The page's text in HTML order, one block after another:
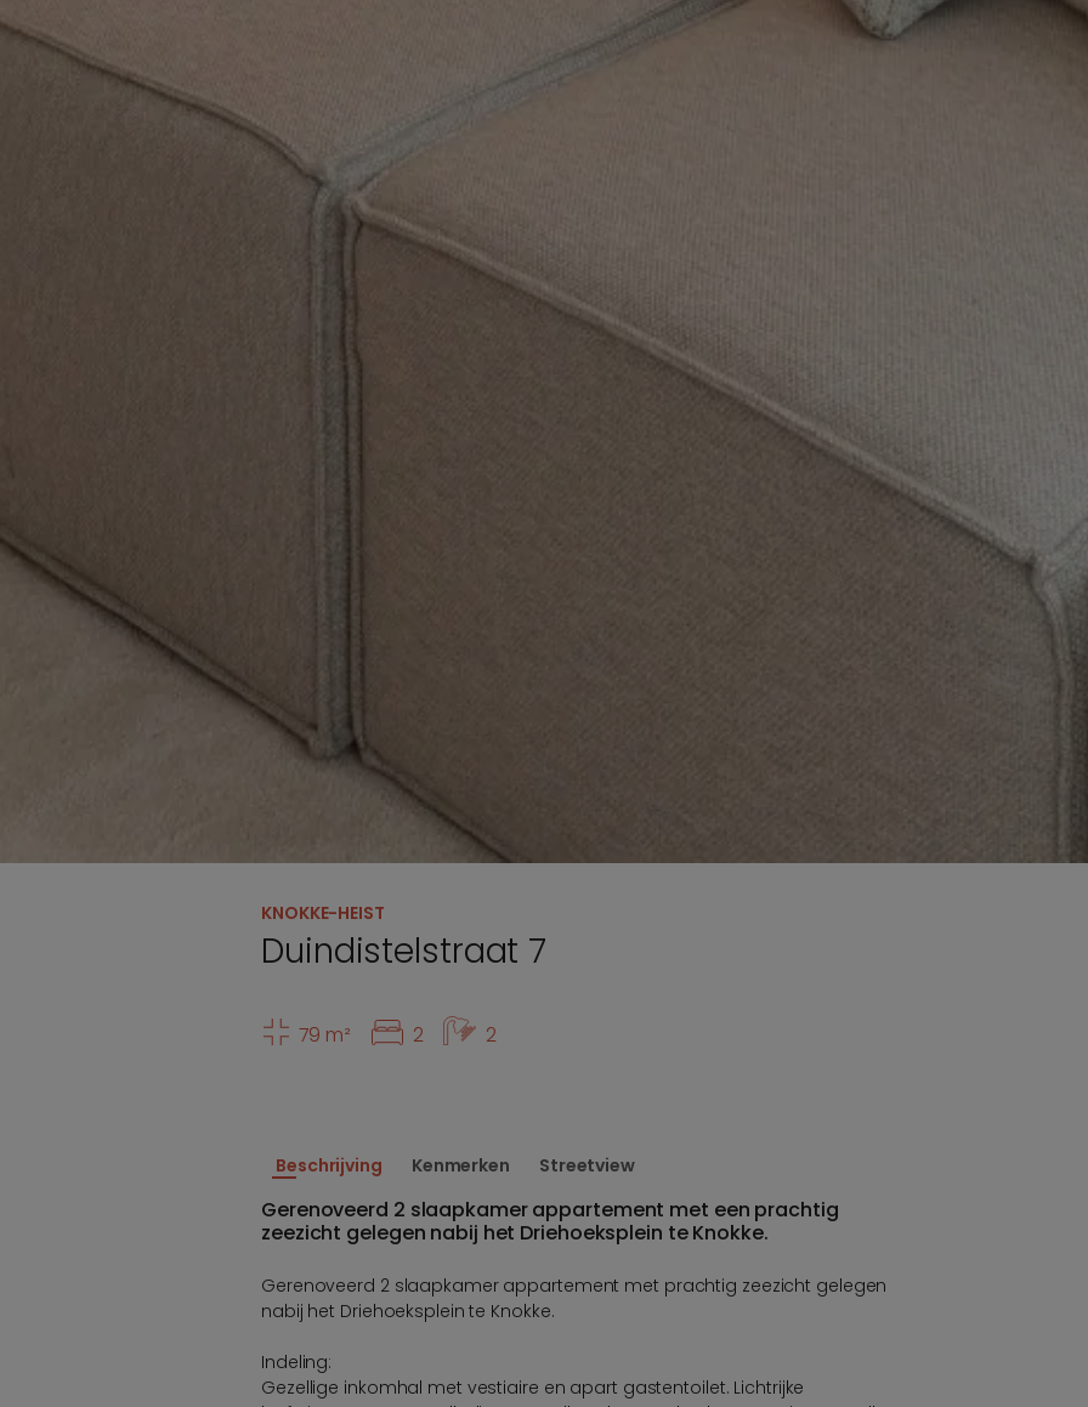
KNOKKE-HEIST
Duindistelstraat 7
79 m² 2 2
Beschrijving Kenmerken Streetview
Gerenoveerd 2 slaapkamer appartement met een prachtig
zeezicht gelegen nabij het Driehoeksplein te Knokke.
Gerenoveerd 2 slaapkamer appartement met prachtig zeezicht gelegen
nabij het Driehoeksplein te Knokke.
Indeling:
Gezellige inkomhal met vestiaire en apart gastentoilet. Lichtrijke